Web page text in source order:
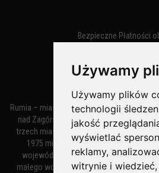
Używamy
Używamy plików
technologii
jakość
wyświetlać
reklamy,
witrynie i
Bezpieczne Płatności
Rumia – miasto w województwie
nad Zagórską Strugą. Z miastami
trzech miast zwany Małym Trójmiastem
1975 miasto administracyjnie
województwa gdańskiego, a w latach
małego województwa gdańskiego.